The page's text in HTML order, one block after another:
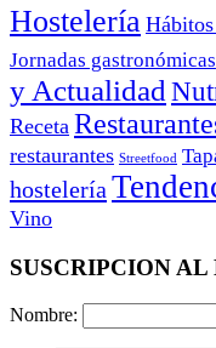
Hostelería
Jornadas gastronómicas
y Actualidad
Receta
restaurantes Streetfood
hostelería
Vino
SUSCRIPCION
Nombre: